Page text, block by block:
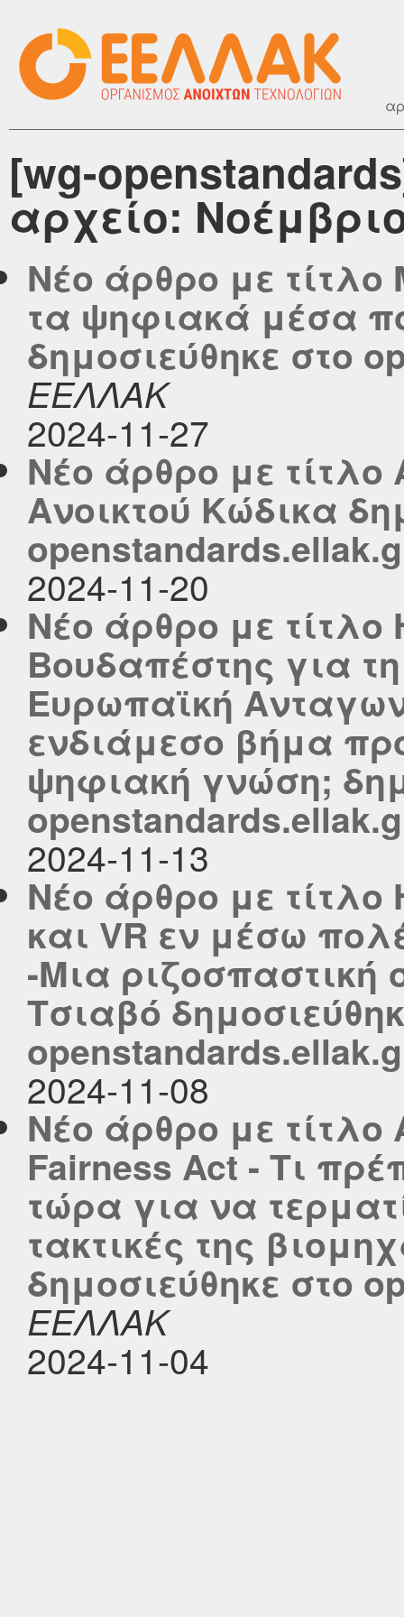
[wg-
αρχείο:
Νέο άρθρο με
τα ψηφιακά μέσα
δημοσιεύθηκε στο
ΕΕΛΛΑΚ
2024-11-27
Νέο άρθρο με
Ανοικτού Κώδικα
2024-11-20
Νέο άρθρο με τίτλο
Βουδαπέστης για
Ευρωπαϊκή
ενδιάμεσο βήμα
ψηφιακή γνώση;
2024-11-13
Νέο άρθρο με
και VR εν μέσω
-Μια ριζοσπαστική
Τσιαβό
2024-11-08
Νέο άρθρο με
Fairness Act - Τι
τώρα για να
τακτικές της
δημοσιεύθηκε στο
ΕΕΛΛΑΚ
2024-11-04